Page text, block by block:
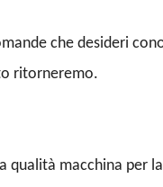
che desideri
ritorneremo.
macchina per